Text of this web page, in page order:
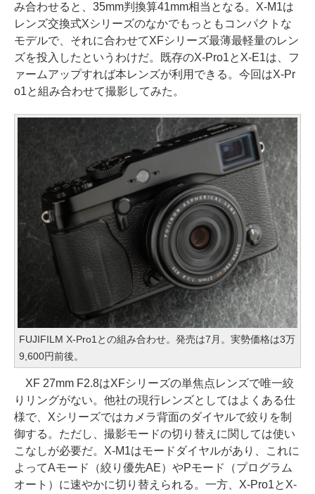
み合わせると、35mm判換算41mm相当となる。X-M1は
レンズ交換式Xシリーズのなかでもっともコンパクトな
モデルで、それに合わせてXFシリーズ最薄最軽量のレン
ズを投入したというわけだ。既存のX-Pro1とX-E1は、フ
ァームアップすれば本レンズが利用できる。今回はX-Pr
o1と組み合わせて撮影してみた。
FUJIFILM X-Pro1との組み合わせ。発売は7月。実勢価格は3万
9,600円前後。
XF 27mm F2.8はXFシリーズの単焦点レンズで唯一絞
りリングがない。他社の現行レンズとしてはよくある仕
様で、Xシリーズではカメラ背面のダイヤルで絞りを制
御する。ただし、撮影モードの切り替えに関しては使い
こなしが必要だ。X-M1はモードダイヤルがあり、これに
よってAモード（絞り優先AE）やPモード（プログラム
オート）に速やかに切り替えられる。一方、X-Pro1とX-